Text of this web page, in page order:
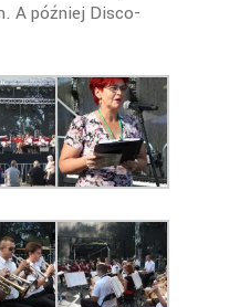
A później Disco-